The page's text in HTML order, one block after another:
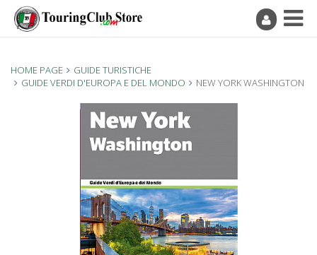
HOME PAGE
GUIDE TURISTICHE
GUIDE VERDI D'EUROPA E DEL MONDO
NEW YORK WASHINGTON